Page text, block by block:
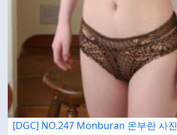
[DGC] NO.247 Monburan 몬부란 사진